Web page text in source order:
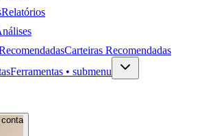
Relatórios
Carteiras Recomendadas
Ferramentas • submenu